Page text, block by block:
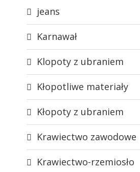
jeans
Karnawał
Klopoty z ubraniem
Kłopotliwe materiały
Kłopoty z ubraniem
Krawiectwo zawodowe
Krawiectwo-rzemiosło